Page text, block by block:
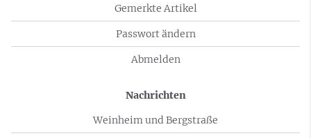
Gemerkte Artikel
Passwort ändern
Abmelden
Nachrichten
Weinheim und Bergstraße